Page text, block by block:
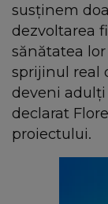
susținem
dezvoltarea
sănătatea
sprijinul real
deveni
declarat
proiectului.